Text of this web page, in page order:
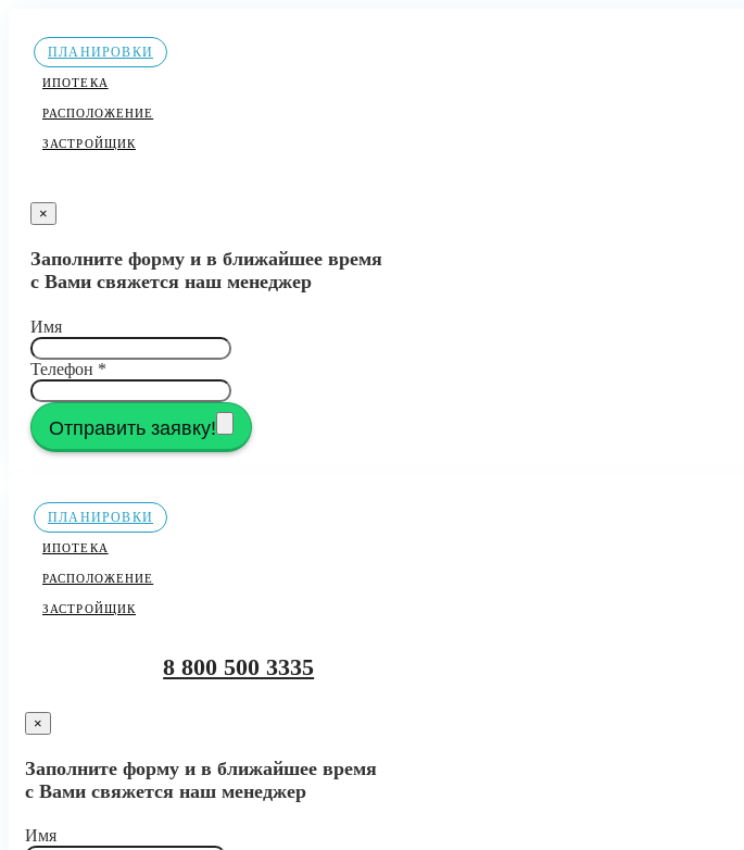
ПЛАНИРОВКИ
ИПОТЕКА
РАСПОЛОЖЕНИЕ
ЗАСТРОЙЩИК
×
Заполните форму и в ближайшее время
с Вами свяжется наш менеджер
Имя
Телефон *
Отправить заявку!
ПЛАНИРОВКИ
ИПОТЕКА
РАСПОЛОЖЕНИЕ
ЗАСТРОЙЩИК
8 800 500 3335
×
Заполните форму и в ближайшее время
с Вами свяжется наш менеджер
Имя